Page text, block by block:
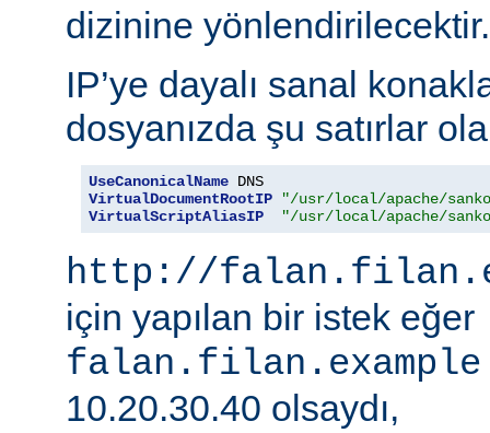
dizinine yönlendirilecektir.
IP’ye dayalı sanal
dosyanızda şu satırlar
UseCanonicalName
VirtualDocumentRootIP
"/usr/local/apache/
VirtualScriptAliasIP
"/usr/local/apache/
http://
için yapılan bir istek eğer
10.20.30.40 olsaydı,